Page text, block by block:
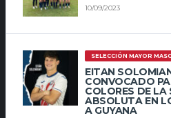
10/09/2023
SELECCIÓN MAYOR
EITAN
CONVOCADO
COLORES DE LA
ABSOLUTA EN
A GUYANA